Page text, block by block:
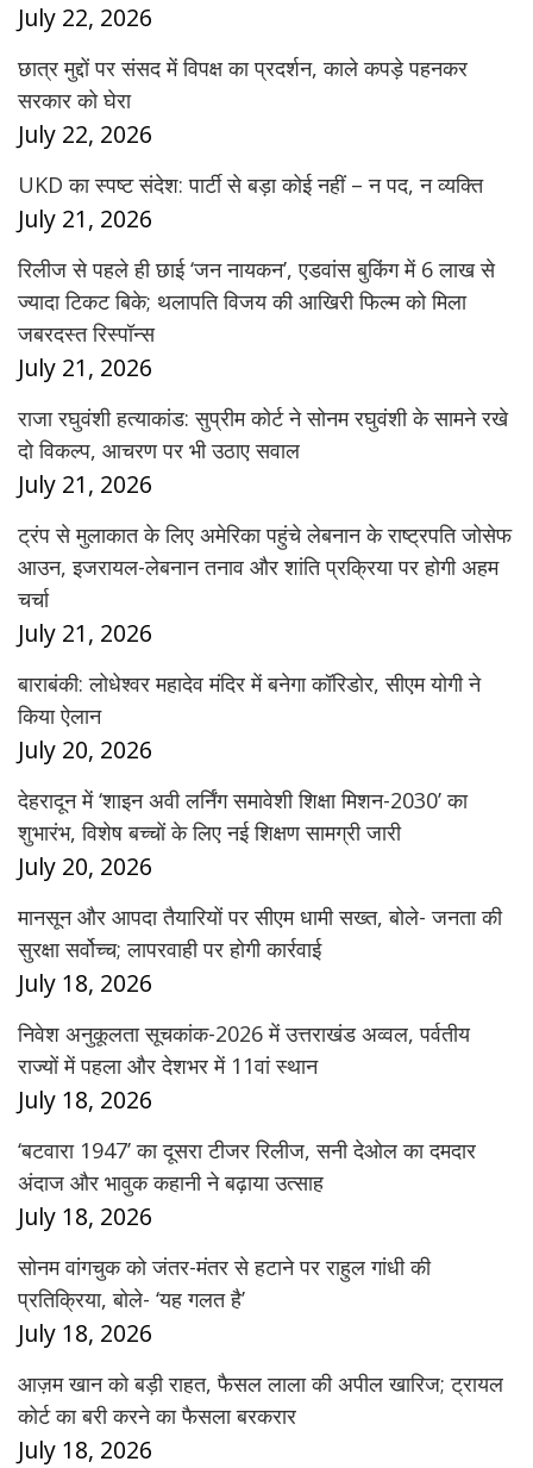
July 22, 2026
छात्र मुद्दों पर संसद में विपक्ष का प्रदर्शन, काले कपड़े पहनकर
सरकार को घेरा
July 22, 2026
UKD का स्पष्ट संदेश: पार्टी से बड़ा कोई नहीं – न पद, न व्यक्ति
July 21, 2026
रिलीज से पहले ही छाई ‘जन नायकन’, एडवांस बुकिंग में 6 लाख से
ज्यादा टिकट बिके; थलापति विजय की आखिरी फिल्म को मिला
जबरदस्त रिस्पॉन्स
July 21, 2026
राजा रघुवंशी हत्याकांड: सुप्रीम कोर्ट ने सोनम रघुवंशी के सामने रखे
दो विकल्प, आचरण पर भी उठाए सवाल
July 21, 2026
ट्रंप से मुलाकात के लिए अमेरिका पहुंचे लेबनान के राष्ट्रपति जोसेफ
आउन, इजरायल-लेबनान तनाव और शांति प्रक्रिया पर होगी अहम
चर्चा
July 21, 2026
बाराबंकी: लोधेश्वर महादेव मंदिर में बनेगा कॉरिडोर, सीएम योगी ने
किया ऐलान
July 20, 2026
देहरादून में ‘शाइन अवी लर्निंग समावेशी शिक्षा मिशन-2030’ का
शुभारंभ, विशेष बच्चों के लिए नई शिक्षण सामग्री जारी
July 20, 2026
मानसून और आपदा तैयारियों पर सीएम धामी सख्त, बोले- जनता की
सुरक्षा सर्वोच्च; लापरवाही पर होगी कार्रवाई
July 18, 2026
निवेश अनुकूलता सूचकांक-2026 में उत्तराखंड अव्वल, पर्वतीय
राज्यों में पहला और देशभर में 11वां स्थान
July 18, 2026
‘बटवारा 1947’ का दूसरा टीजर रिलीज, सनी देओल का दमदार
अंदाज और भावुक कहानी ने बढ़ाया उत्साह
July 18, 2026
सोनम वांगचुक को जंतर-मंतर से हटाने पर राहुल गांधी की
प्रतिक्रिया, बोले- ‘यह गलत है’
July 18, 2026
आज़म खान को बड़ी राहत, फैसल लाला की अपील खारिज; ट्रायल
कोर्ट का बरी करने का फैसला बरकरार
July 18, 2026